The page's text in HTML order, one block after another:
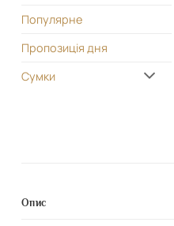
Популярне
Пропозиція дня
Сумки
Опис